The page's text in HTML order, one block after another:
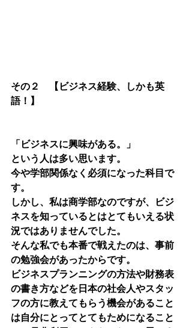
その２　【ビジネス経験、しかも英
語！】
「ビジネスに興味がある。」
という人は多い思います。
今や学部関係なく必須になった科目で
す。
しかし、私は商学部なのですが、ビジ
ネスを知っているとはとてもいえる状
況ではありませんでした。
そんな私でも本番で戦えたのは、事前
の勉強会があったからです。
ビジネスプランニングの方法や財務表
の書き方などを日本の社会人やスタッ
フの方に教えてもらう機会があること
は自分にとってとてもためになること